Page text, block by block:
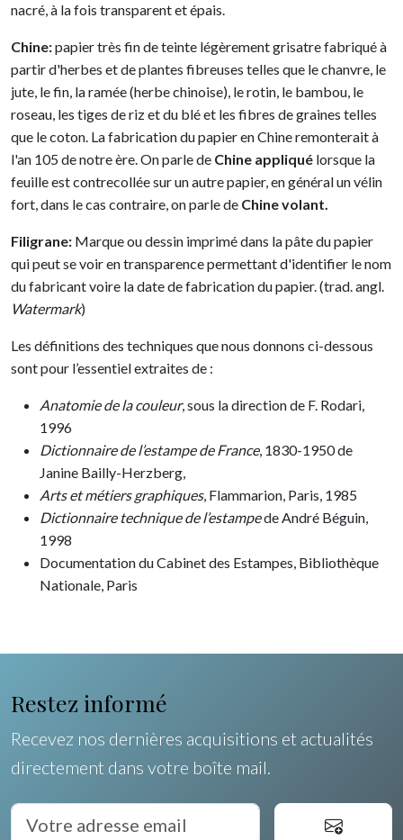
nacré, à la fois transparent et épais.
Chine:papier très fin de teinte légèrement grisatre fabriqué à
partir d'herbes et de plantes fibreuses telles que le chanvre, le
jute, le fin, la ramée (herbe chinoise), le rotin, le bambou, le
roseau, les tiges de riz et du blé et les fibres de graines telles
que le coton. La fabrication du papier en Chine remonterait à
l'an 105 de notre ère. On parle de Chine appliqué lorsque la
feuille est contrecollée sur un autre papier, en général un vélin
fort, dans le cas contraire, on parle de Chine volant.
Filigrane: Marque ou dessin imprimé dans la pâte du papier
qui peut se voir en transparence permettant d'identifier le nom
du fabricant voire la date de fabrication du papier. (trad. angl.
Watermark)
Les définitions des techniques que nous donnons ci-dessous
sont pour l’essentiel extraites de :
Anatomie de la couleur, sous la direction de F. Rodari,
1996
Dictionnaire de l’estampe de France, 1830-1950 de
Janine Bailly-Herzberg,
Arts et métiers graphiques, Flammarion, Paris, 1985
Dictionnaire technique de l’estampede André Béguin,
1998
Documentation du Cabinet des Estampes, Bibliothèque
Nationale, Paris
Restez informé
Recevez nos dernières acquisitions et actualités
directement dans votre boîte mail.